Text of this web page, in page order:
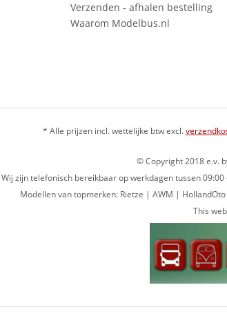
Verzenden - afhalen bestelling
Waarom Modelbus.nl
* Alle prijzen incl. wettelijke btw excl.
© Copyright 2018 e.v.
Wij zijn telefonisch bereikbaar op werkdagen tussen
Modellen van topmerken: Rietze | AWM |
This